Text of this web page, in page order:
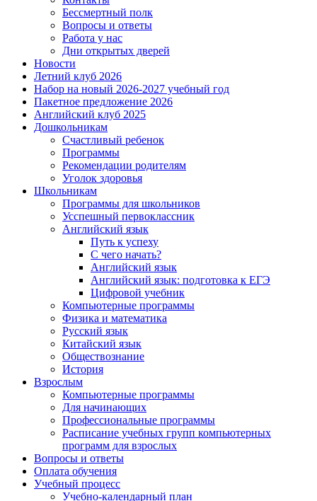
Бессмертный полк
Вопросы и ответы
Работа у нас
Дни открытых дверей
Новости
Летний клуб 2026
Набор на новый 2026-2027 учебный год
Пакетное предложение 2026
Английский клуб 2025
Дошкольникам
Счастливый ребенок
Программы
Рекомендации родителям
Уголок здоровья
Школьникам
Программы для школьников
Усспешный первоклассник
Английский язык
Путь к успеху
С чего начать?
Английский язык
Английский язык: подготовка к ЕГЭ
Цифровой учебник
Компьютерные программы
Физика и математика
Русский язык
Китайский язык
Обществознание
История
Взрослым
Компьютерные программы
Для начинающих
Профессиональные программы
Расписание учебных групп компьютерных
программ для взрослых
Вопросы и ответы
Оплата обучения
Учебный процесс
Учебно-календарный план